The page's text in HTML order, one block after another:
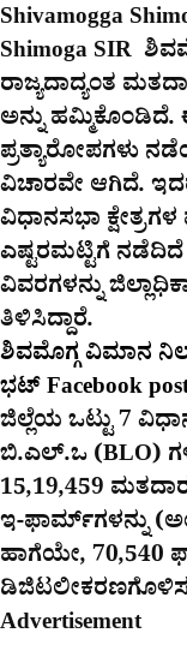
Shivamogga
Shimoga SIR
ರಾಜ್ಯದಾದ್ಯಂತ
ಅನ್ನು
ಪ್ರತ್ಯಾರೋಪಗಳು
ವಿಚಾರವೇ ಆಗಿದೆ.
ವಿಧಾನಸಭಾ
ಎಷ್ಟರಮಟ್ಟಿಗೆ ನಡೆದಿದೆ
ವಿವರಗಳನ್ನು
ತಿಳಿಸಿದ್ದಾರೆ.
ಶಿವಮೊಗ್ಗ ವಿಮಾನ
ಭಟ್​ Facebook
ಜಿಲ್ಲೆಯ ಒಟ್ಟು 7
ಬಿ.ಎಲ್.ಒ (BLO)
15,19,459
ಇ-ಫಾರ್ಮ್‌ಗಳನ್ನು
ಹಾಗೆಯೇ, 70,540
Advertisement